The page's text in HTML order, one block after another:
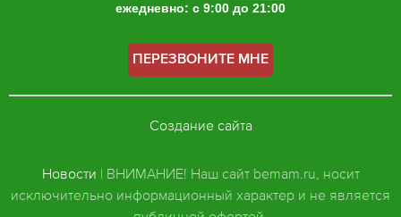
ежедневно: с 9:00 до 21:00
ПЕРЕЗВОНИТЕ МНЕ
Новости | ВНИМАНИЕ! Наш сайт bemam.ru, носит
исключительно информационный характер и не является
Создание сайта